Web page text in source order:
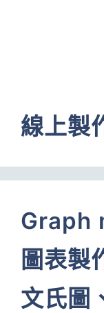
線上製
Graph
圖表製
文氏圖